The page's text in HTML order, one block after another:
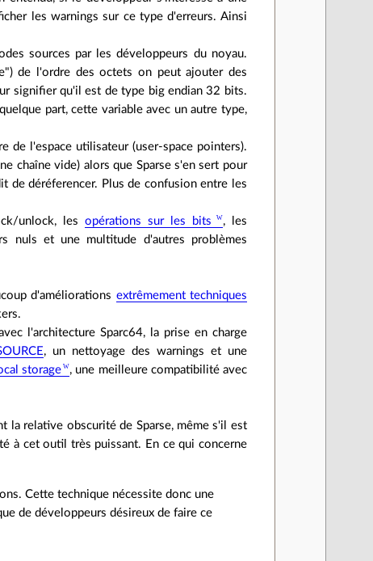
les warnings sur ce type d'erreurs. Ainsi
sources par les développeurs du noyau.
de l'ordre des octets on peut ajouter des
signifier qu'il est de type big endian 32 bits.
part, cette variable avec un autre type,
de l'espace utilisateur (user-space pointers).
chaîne vide) alors que Sparse s'en sert pour
de déréferencer. Plus de confusion entre les
unlock, lesopérations sur les bits
, les
nuls et une multitude d'autres problèmes
d'améliorations extrêmement techniques
l'architecture Sparc64, la prise en charge
, un nettoyage des warnings et une
storage
, une meilleure compatibilité avec
la relative obscurité de Sparse, même s'il est
à cet outil très puissant. En ce qui concerne
Cette technique nécessite donc une
de développeurs désireux de faire ce